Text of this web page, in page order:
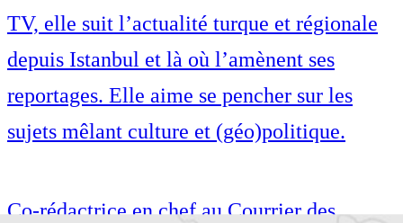
TV, elle suit l’actualité turque et régionale
depuis Istanbul et là où l’amènent ses
reportages. Elle aime se pencher sur les
sujets mêlant culture et (géo)politique.
Co-rédactrice en chef au Courrier des